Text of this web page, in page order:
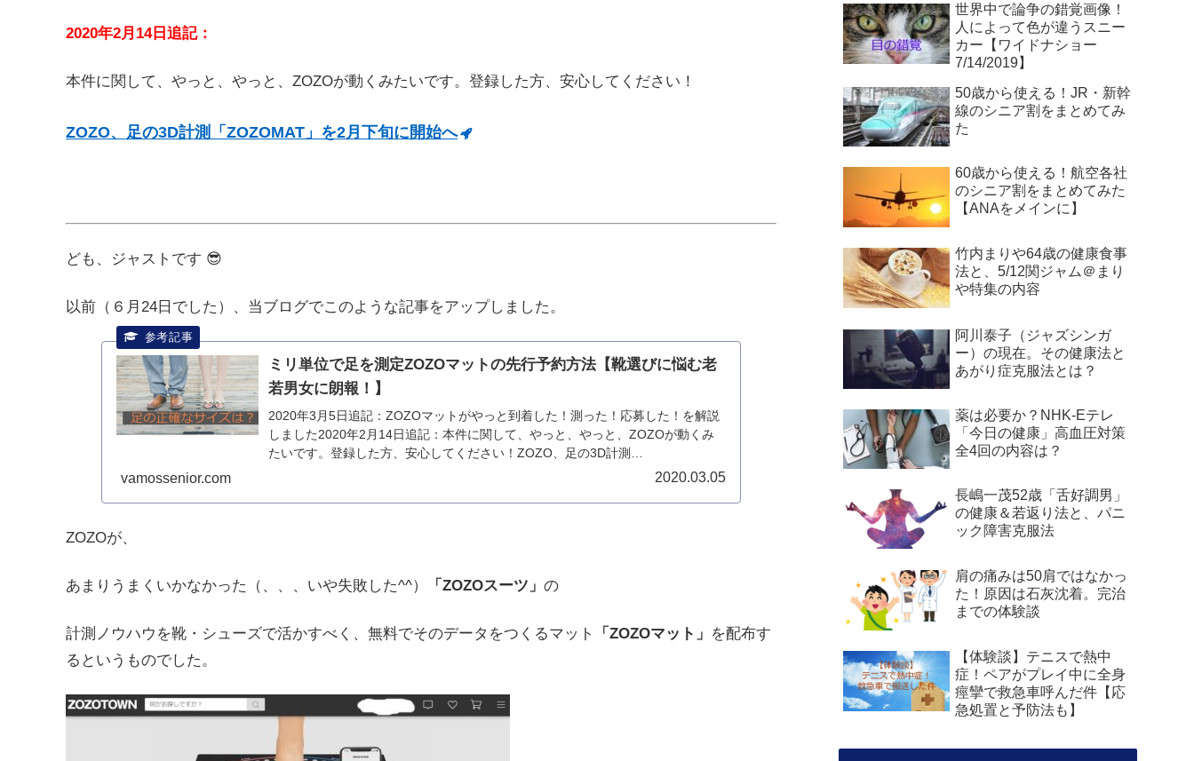
2020年2月14日追記：
本件に関して、やっと、やっと、ZOZOが動くみたいです。登録した方、安心してください！
ZOZO、足の3D計測「ZOZOMAT」を2月下旬に開始へ
ども、ジャストです 😎
以前（６月24日でした）、当ブログでこのような記事をアップしました。
ミリ単位で足を測定ZOZOマットの先行予約方法【靴選びに悩む老
若男女に朗報！】
2020年3月5日追記：ZOZOマットがやっと到着した！測った！応募した！を解説
しました2020年2月14日追記：本件に関して、やっと、やっと、ZOZOが動くみ
たいです。登録した方、安心してください！ZOZO、足の3D計測
vamossenior.com 2020.03.05
ZOZOが、
あまりうまくいかなかった（、、、いや失敗した^^） 「ZOZOスーツ」 の
計測ノウハウを靴・シューズで活かすべく、無料でそのデータをつくるマット 「ZOZOマット」 を配布す
るというものでした。
世界中で論争の錯覚画像！
人によって色が違うスニー
カー【ワイドナショー
7/14/2019】
50歳から使える！JR・新幹
線のシニア割をまとめてみ
た
60歳から使える！航空各社
のシニア割をまとめてみた
【ANAをメインに】
竹内まりや64歳の健康食事
法と、5/12関ジャム＠まり
や特集の内容
阿川泰子（ジャズシンガ
ー）の現在。その健康法と
あがり症克服法とは？
薬は必要か？NHK-Eテレ
「今日の健康」高血圧対策
全4回の内容は？
長嶋一茂52歳「舌好調男」
の健康＆若返り法と、パニ
ック障害克服法
肩の痛みは50肩ではなかっ
た！原因は石灰沈着。完治
までの体験談
【体験談】テニスで熱中
症！ペアがプレイ中に全身
痙攣で救急車呼んだ件【応
急処置と予防法も】